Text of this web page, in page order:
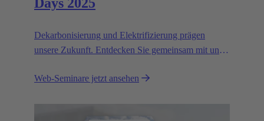
Dekarbonisierung und Elektrifizierung prägen
unsere Zukunft. Entdecken Sie gemeinsam mit uns
nachhaltigere Welt.
Web-Seminare jetzt ansehen